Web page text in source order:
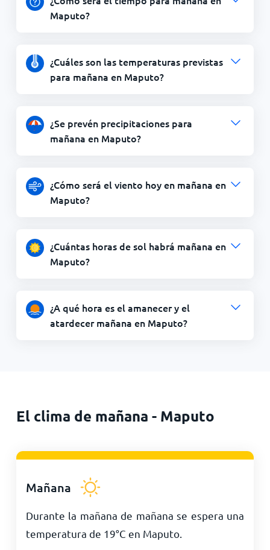
Maputo?
¿Cuáles son las temperaturas previstas
para mañana en Maputo?
¿Se prevén precipitaciones para
mañana en Maputo?
¿Cómo será el viento hoy en mañana en
Maputo?
¿Cuántas horas de sol habrá mañana en
Maputo?
¿A qué hora es el amanecer y el
atardecer mañana en Maputo?
El clima de mañana - Maputo
Mañana
Durante la mañana de mañana se espera una
temperatura de 19°C en Maputo.